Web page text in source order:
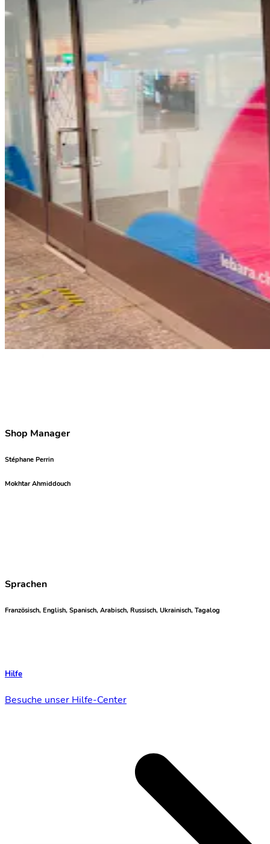
Shop Manager
Stéphane Perrin
Mokhtar Ahmiddouch
Sprachen
Französisch, English, Spanisch, Arabisch, Russisch, Ukrainisch, Tagalog
Hilfe
Besuche unser Hilfe-Center